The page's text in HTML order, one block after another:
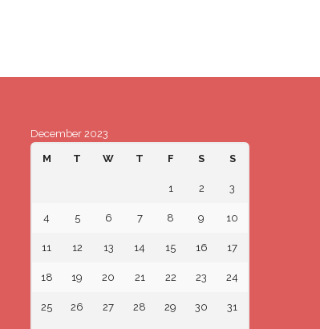
December 2023
M T W T F S S
1 2 3
4 5 6 7 8 9 10
11 12 13 14 15 16 17
18 19 20 21 22 23 24
25 26 27 28 29 30 31